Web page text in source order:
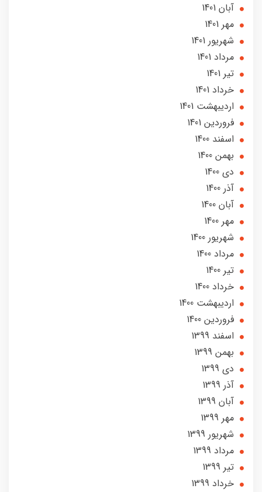
آبان 1401
مهر 1401
شهریور 1401
مرداد 1401
تير 1401
خرداد 1401
ارديبهشت 1401
فروردین 1401
اسفند 1400
بهمن 1400
دی 1400
آذر 1400
آبان 1400
مهر 1400
شهریور 1400
مرداد 1400
تير 1400
خرداد 1400
ارديبهشت 1400
فروردین 1400
اسفند 1399
بهمن 1399
دی 1399
آذر 1399
آبان 1399
مهر 1399
شهریور 1399
مرداد 1399
تير 1399
خرداد 1399